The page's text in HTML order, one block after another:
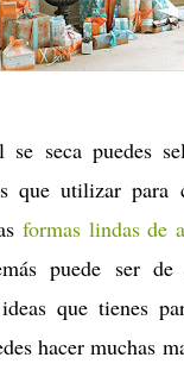
seca puedes
que utilizar para
formas lindas de
puede ser
que tienes
hacer muchas